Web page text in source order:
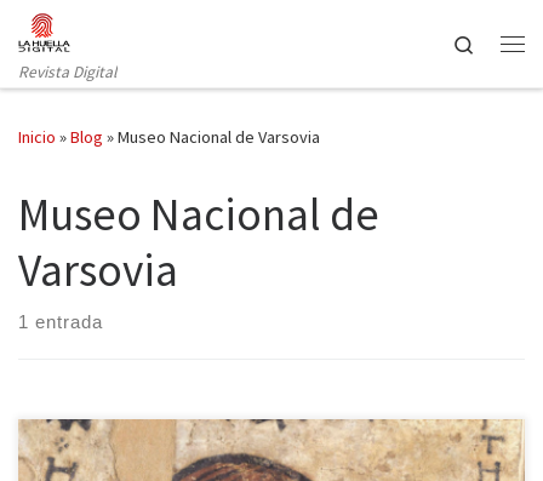
Saltar al contenido
Revista Digital
Search
Inicio »Blog »Museo Nacional de Varsovia
Museo Nacional de
Varsovia
1 entrada